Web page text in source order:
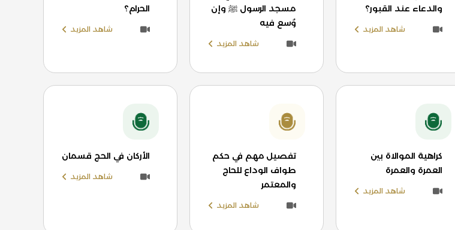
والدعاء عند القبور؟
شاهد المزيد
مسجد الرسول ﷺ وإن
وُسع فيه
شاهد المزيد
الحرام؟
شاهد المزيد
كراهية الموالاة بين
العمرة والعمرة
شاهد المزيد
تفصيل مهم في حكم
طواف الوداع للحاج
والمعتمر
شاهد المزيد
الأركان في الحج قسمان
شاهد المزيد